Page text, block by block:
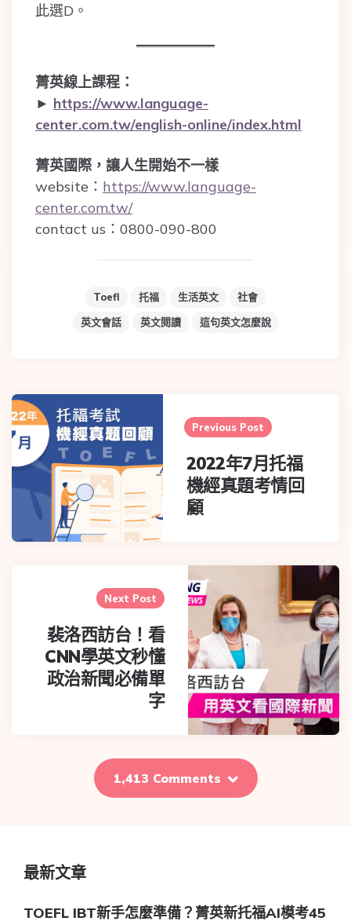
此選D。
菁英線上課程：
► https://www.language-
center.com.tw/english-online/index.html
菁英國際，讓人生開始不一樣
website： https://www.language-
center.com.tw/
contact us：0800-090-800
Toefl 托福 生活英文
社會
英文會話
英文閱讀 這句英文怎麼說
Post
navigation
Previous Post
2022年7月托福
機經真題考情回
顧
Next Post
裴洛西訪台！看
CNN學英文秒懂
政治新聞必備單
字
1,413 Comments
最新文章
TOEFL IBT新手怎麼準備？菁英新托福AI模考45